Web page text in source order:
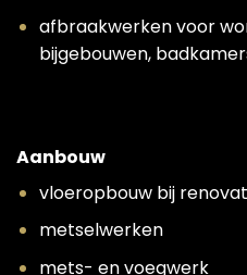
afbraakwerken voor
bijgebouwen,
Aanbouw
vloeropbouw bij
metselwerken
mets- en voegwerk